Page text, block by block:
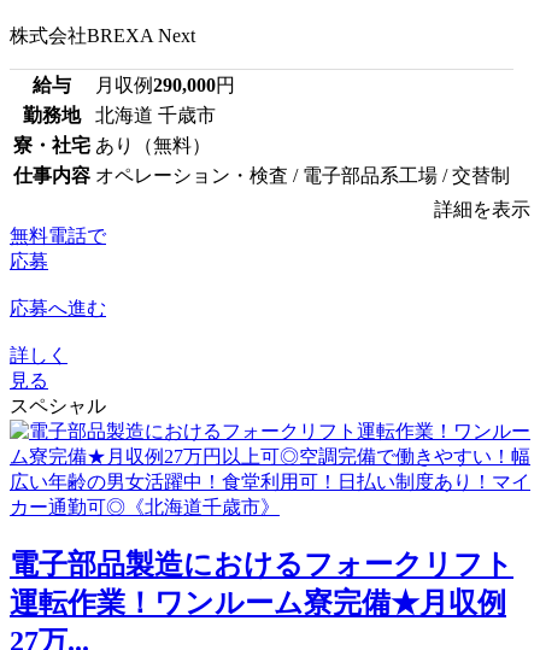
株式会社BREXA Next
給与 月収例290,000円
勤務地
北海道 千歳市
寮・社宅 あり（無料）
仕事内容 オペレーション・検査 / 電子部品系工場 / 交替制
詳細を表示
無料電話で
応募
応募へ進む
詳しく
見る
スペシャル
電子部品製造におけるフォークリフト
運転作業！ワンルーム寮完備★月収例
27万...